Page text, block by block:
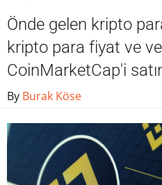
Önde gelen kripto
kripto para fiyat ve
CoinMarketCap'i
By Burak Köse